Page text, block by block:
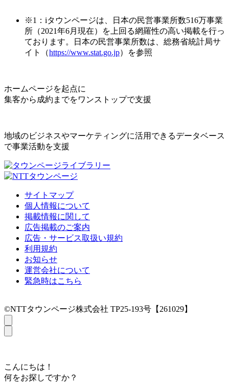
※1：iタウンページは、日本の民営事業所数516万事業
所（2021年6月現在）を上回る網羅性の高い掲載を行っ
ております。日本の民営事業所数は、総務省統計局サ
イト（https://www.stat.go.jp）を参照
ホームページを起点に
集客から成約までをワンストップで支援
地域のビジネスやマーケティングに活用できるデータベース
で事業活動を支援
サイトマップ
個人情報について
掲載情報に関して
広告掲載のご案内
広告・サービス取扱い規約
利用規約
お知らせ
運営会社について
緊急時はこちら
©NTTタウンページ株式会社 TP25-193号【261029】
こんにちは！
何をお探しですか？